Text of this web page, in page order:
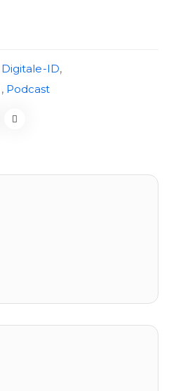
Digitale-ID,
, Podcast